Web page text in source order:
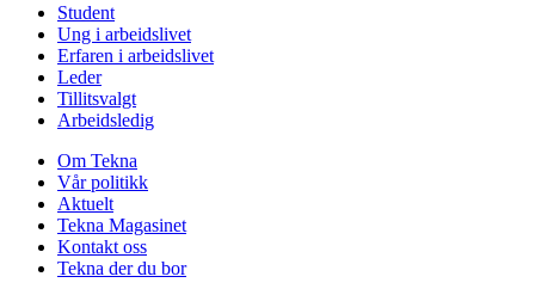
Student
Ung i arbeidslivet
Erfaren i arbeidslivet
Leder
Tillitsvalgt
Arbeidsledig
Om Tekna
Vår politikk
Aktuelt
Tekna Magasinet
Kontakt oss
Tekna der du bor